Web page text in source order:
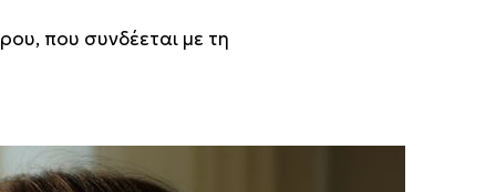
που συνδέεται με τη